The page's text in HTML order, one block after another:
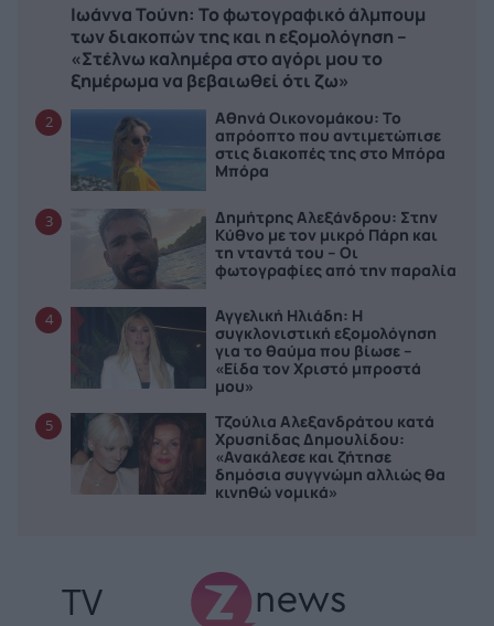
Ιωάννα Τούνη: Το φωτογραφικό άλμπουμ
των διακοπών της και η εξομολόγηση –
«Στέλνω καλημέρα στο αγόρι μου το
ξημέρωμα να βεβαιωθεί ότι ζω»
2
Αθηνά Οικονομάκου: Το
απρόοπτο που αντιμετώπισε
στις διακοπές της στο Μπόρα
Μπόρα
3
Δημήτρης Αλεξάνδρου: Στην
Κύθνο με τον μικρό Πάρη και
τη νταντά του – Οι
φωτογραφίες από την παραλία
4
Αγγελική Ηλιάδη: Η
συγκλονιστική εξομολόγηση
για το θαύμα που βίωσε –
«Είδα τον Χριστό μπροστά
μου»
5
Τζούλια Αλεξανδράτου κατά
Χρυσηίδας Δημουλίδου:
«Ανακάλεσε και ζήτησε
δημόσια συγγνώμη αλλιώς θα
κινηθώ νομικά»
TV